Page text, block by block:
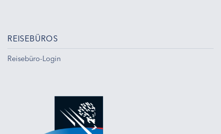
REISEBÜROS
Reisebüro-Login